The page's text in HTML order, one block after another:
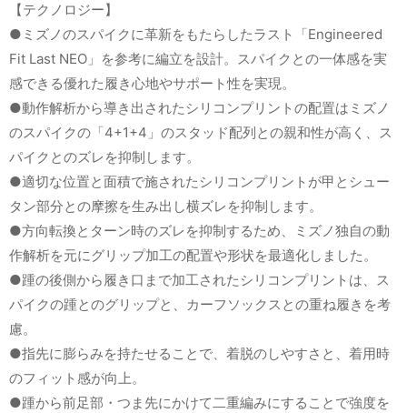
【テクノロジー】
●ミズノのスパイクに革新をもたらしたラスト「Engineered
Fit Last NEO」を参考に編立を設計。スパイクとの一体感を実
感できる優れた履き心地やサポート性を実現。
●動作解析から導き出されたシリコンプリントの配置はミズノ
のスパイクの「4+1+4」のスタッド配列との親和性が高く、ス
パイクとのズレを抑制します。
●適切な位置と面積で施されたシリコンプリントが甲とシュー
タン部分との摩擦を生み出し横ズレを抑制します。
●方向転換とターン時のズレを抑制するため、ミズノ独自の動
作解析を元にグリップ加工の配置や形状を最適化しました。
●踵の後側から履き口まで加工されたシリコンプリントは、ス
パイクの踵とのグリップと、カーフソックスとの重ね履きを考
慮。
●指先に膨らみを持たせることで、着脱のしやすさと、着用時
のフィット感が向上。
●踵から前足部・つま先にかけて二重編みにすることで強度を